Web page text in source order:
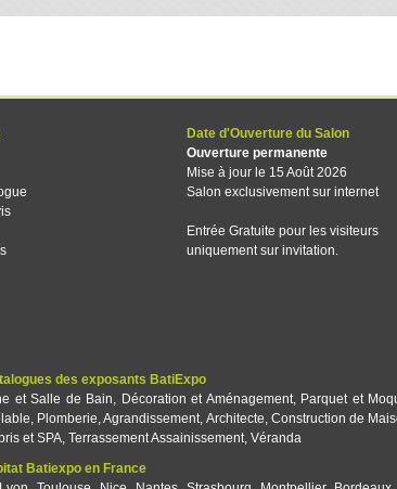
Date d'Ouverture du Salon
Ouverture permanente
Mise à jour le 15 Août 2026
Salon exclusivement sur internet
Entrée Gratuite pour les visiteurs
uniquement sur invitation.
des exposants BatiExpo
et Salle de Bain, Décoration et Aménagement, Parquet et
, Plomberie,Agrandissement, Architecte, Construction de
et SPA, Terrassement Assainissement, Véranda
Batiexpo en France